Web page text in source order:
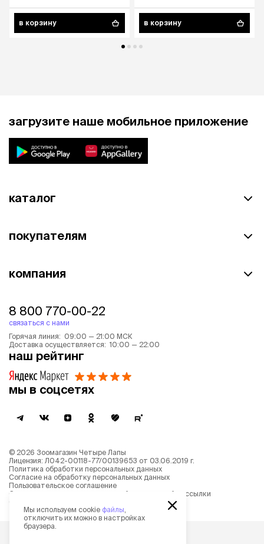
в корзину в корзину
загрузите наше мобильное приложение
каталог
покупателям
компания
8 800 770-00-22
связаться с нами
Горячая линия: 09:00 — 21:00 МСК
Доставка осуществляется: 10:00 — 22:00
наш рейтинг
мы в соцсетях
© 2026 Зоомагазин Четыре Лапы
Лицензия: Л042-00118-77/00139653 от 03.06.2019 г.
Политика обработки персональных данных
Согласие на обработку персональных данных
Пользовательское соглашение
Согласие на получение новостной и рекламной рассылки
Описание рекомендательных алгоритмов
Мы используем cookie файлы
отключить их можно в настройках
браузера.